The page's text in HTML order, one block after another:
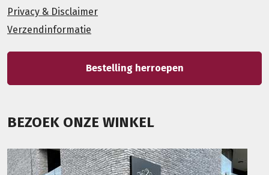
Privacy & Disclaimer
Verzendinformatie
Bestelling herroepen
BEZOEK ONZE WINKEL